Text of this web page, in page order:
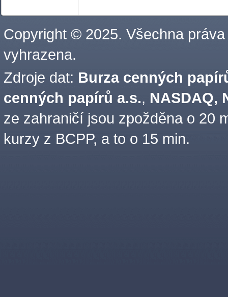
Copyright © 2025. Všechna práva
vyhrazena.
Zdroje dat: Burza cenných
cenných papírů a.s., NASDAQ,
ze zahraničí jsou zpožděna o 20
kurzy z BCPP, a to o 15 min.